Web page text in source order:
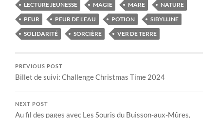
LECTURE JEUNESSE
MAGIE MARE
NATURE
PEUR
PEUR DE L'EAU POTION
SIBYLLINE
SOLIDARITÉ
SORCIÈRE VER DE TERRE
PREVIOUS POST
Billet de suivi: Challenge Christmas Time 2024
NEXT POST
Au fil des pages avec Les Souris du Buisson-aux-Mûres,